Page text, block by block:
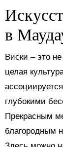
в
Виски – это
целая
глубокими
Прекрасным
благородным